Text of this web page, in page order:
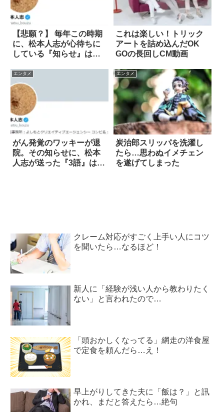
【悲願？】 毎年この時期
に、松本人志が心待ちに
している『知らせ』は…
これは楽しい！トリック
アートを詰め込んだOK
GOの長回しCM動画
エンタメ
がん発覚のワッキーが退
院。その知らせに、松本
人志が送った『3語』は…
エンタメ
炭治郎スリッパを洗濯し
たら…思わぬイメチェン
を遂げてしまった
クレーム対応がすごく上手い人にコツ
を聞いたら…なるほど！
新人に「経験が浅い人から教わりたく
ない」と言われたので…
「頭おかしくなってる」網走の洋食屋
で定食を頼んだら…え！
早上がりしてきた夫に「飯は？」と訊
かれ、まだと答えたら…絶句